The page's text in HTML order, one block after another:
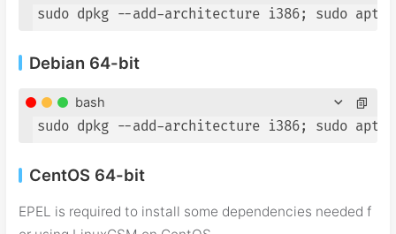
sudo dpkg --add-architecture i386; sudo
Debian 64-bit
bash
sudo dpkg --add-architecture i386; sudo
CentOS 64-bit
EPEL is required to install some dependencies needed f